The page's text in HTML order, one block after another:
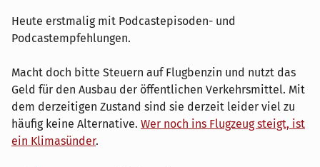
Heute erstmalig mit Podcastepisoden- und
Podcastempfehlungen.
Macht doch bitte Steuern auf Flugbenzin und nutzt das
Geld für den Ausbau der öffentlichen Verkehrsmittel. Mit
dem derzeitigen Zustand sind sie derzeit leider viel zu
häufig keine Alternative. Wer noch ins Flugzeug steigt, ist
ein Klimasünder.